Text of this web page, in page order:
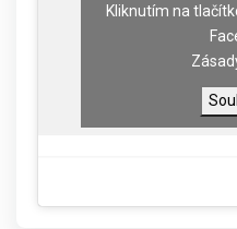
Kliknutím na